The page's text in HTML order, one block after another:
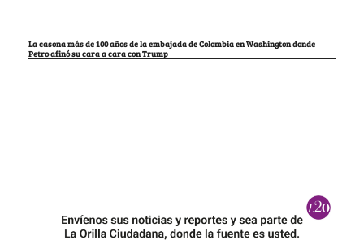
La casona más de 100 años de la embajada de Colombia en Washington donde
Petro afinó su cara a cara con Trump